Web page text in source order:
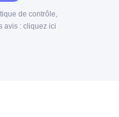
de contrôle,
avis : cliquez ici